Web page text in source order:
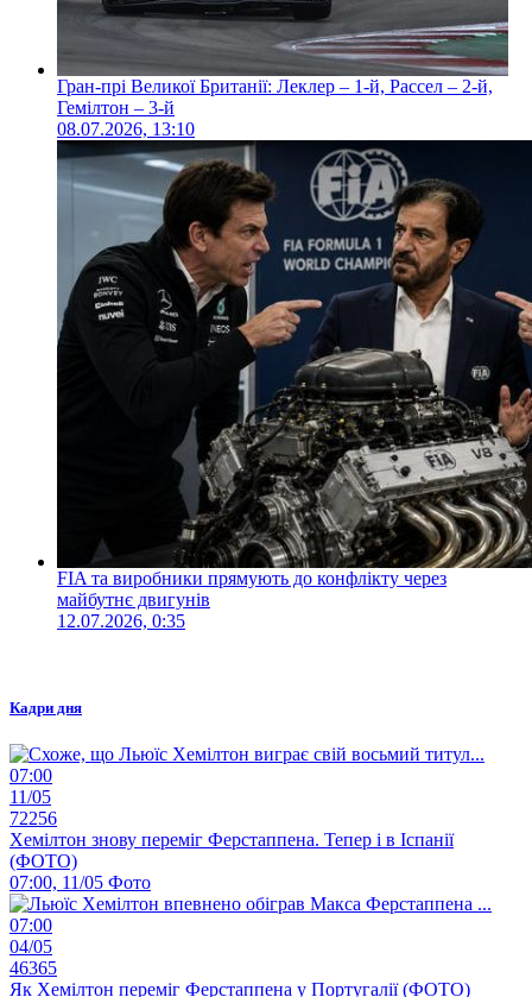
Гран-прі Великої Британії: Леклер – 1-й, Рассел – 2-й,
Гемілтон – 3-й
08.07.2026, 13:10
FIA та виробники прямують до конфлікту через
майбутнє двигунів
12.07.2026, 0:35
Кадри дня
07:00
11/05
72256
Хемілтон знову переміг Ферстаппена. Тепер і в Іспанії
(ФОТО)
07:00, 11/05 Фото
07:00
04/05
46365
Як Хемілтон переміг Ферстаппена у Португалії (ФОТО)